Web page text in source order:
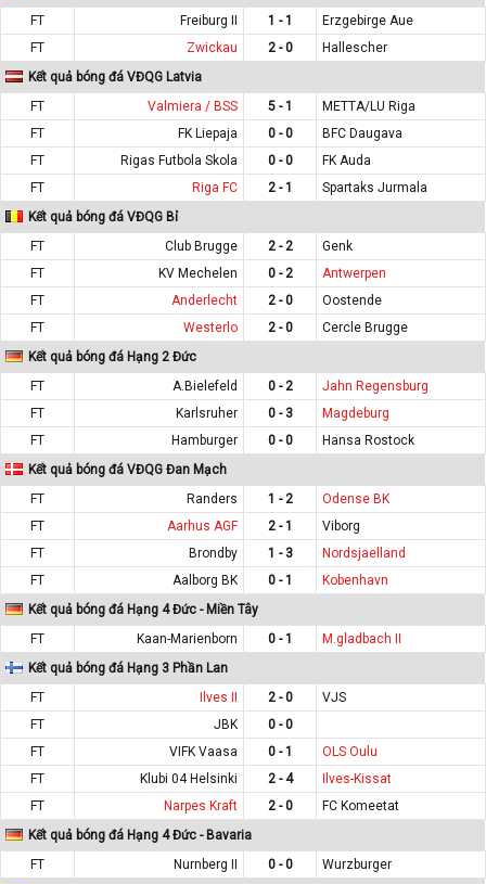
FT
Freiburg II 1 - 1
Erzgebirge Aue
FT
Zwickau 2 - 0
Hallescher
Kết quả bóng đá VĐQG Latvia
FT
Valmiera / BSS 5 - 1
METTA/LU Riga
FT
FK Liepaja 0 - 0
BFC Daugava
FT
Rigas Futbola Skola 0 - 0
FK Auda
FT
Riga FC 2 - 1
Spartaks Jurmala
Kết quả bóng đá VĐQG Bỉ
FT
Club Brugge 2 - 2
Genk
FT
KV Mechelen 0 - 2
Antwerpen
FT
Anderlecht 2 - 0
Oostende
FT
Westerlo 2 - 0
Cercle Brugge
Kết quả bóng đá Hạng 2 Đức
FT
A.Bielefeld 0 - 2
Jahn Regensburg
FT
Karlsruher 0 - 3
Magdeburg
FT
Hamburger 0 - 0
Hansa Rostock
Kết quả bóng đá VĐQG Đan Mạch
FT
Randers 1 - 2
Odense BK
FT
Aarhus AGF 2 - 1
Viborg
FT
Brondby 1 - 3
Nordsjaelland
FT
Aalborg BK 0 - 1
Kobenhavn
Kết quả bóng đá Hạng 4 Đức - Miền Tây
FT
Kaan-Marienborn 0 - 1
M.gladbach II
Kết quả bóng đá Hạng 3 Phần Lan
FT
Ilves II 2 - 0
VJS
FT
JBK
0 - 0
FT
VIFK Vaasa 0 - 1
OLS Oulu
FT
Klubi 04 Helsinki 2 - 4
Ilves-Kissat
FT
Narpes Kraft 2 - 0
FC Komeetat
Kết quả bóng đá Hạng 4 Đức - Bavaria
FT
Nurnberg II 0 - 0
Wurzburger